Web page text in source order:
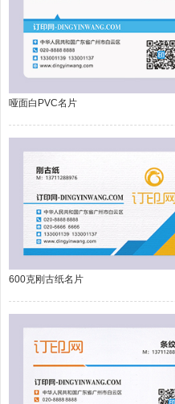
哑面白PVC名片
600克刚古纸名片